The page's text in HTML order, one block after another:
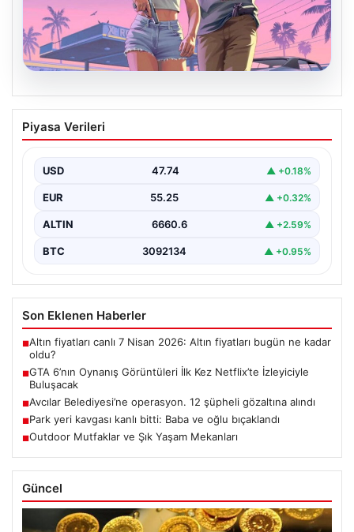
06.08.2026
GTA 6’nın Oynanış Görüntüleri İlk Kez
Netflix’te İzleyiciyle Buluşacak
olan Grand Theft Auto 6'nın oynanış videosunun 27…
Piyasa Verileri
USD 47.74 ▲ +0.18%
EUR 55.25 ▲ +0.32%
ALTIN 6660.6 ▲ +2.59%
BTC 3092134 ▲ +0.95%
Son Eklenen Haberler
■Altın fiyatları canlı 7 Nisan 2026: Altın fiyatları bugün ne kadar
oldu?
■GTA 6’nın Oynanış Görüntüleri İlk Kez Netflix’te İzleyiciyle
Buluşacak
■Avcılar Belediyesi’ne operasyon. 12 şüpheli gözaltına alındı
■Park yeri kavgası kanlı bitti: Baba ve oğlu bıçaklandı
■Outdoor Mutfaklar ve Şık Yaşam Mekanları
Güncel